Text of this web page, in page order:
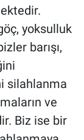
yoksulluk
barışı,
silahlanma
ve
Biz ise bir